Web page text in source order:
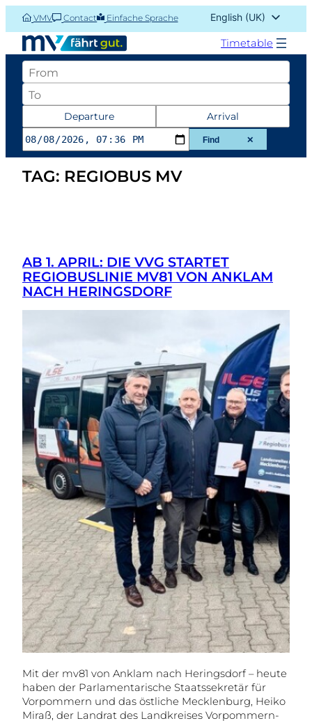
Skip
content
VMV Contact Einfache Sprache
English (UK)
Deutsch
Timetable
AbfahrtsortDeparture Arrival
und
Zeit
der
Find ✕
TAG: REGIOBUS MV
AB 1. APRIL: DIE VVG STARTET
REGIOBUSLINIE MV81 VON ANKLAM
NACH HERINGSDORF
Mit der mv81 von Anklam nach Heringsdorf – heute
haben der Parlamentarische Staatssekretär für
Vorpommern und das östliche Mecklenburg, Heiko
Miraß, der Landrat des Landkreises Vorpommern-